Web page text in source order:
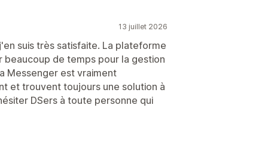
13 juillet 2026
suis très satisfaite. La plateforme
de temps pour la gestion
Messenger est vraiment
et trouvent toujours une solution à
DSers à toute personne qui